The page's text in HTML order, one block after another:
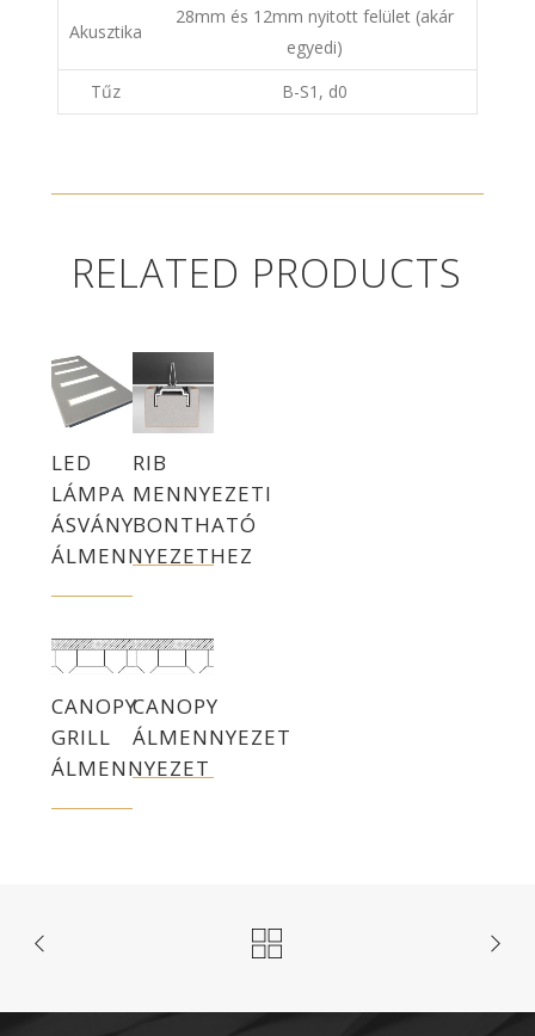
Akusztika
28mm és 12mm nyitott felület (akár
egyedi)
Tűz
B-S1, d0
RELATED PRODUCTS
LED
LÁMPA
ÁSVÁNY
ÁLMENNYEZETHEZ
RIB
MENNYEZETI
BONTHATÓ
CANOPY
GRILL
ÁLMENNYEZET
CANOPY
ÁLMENNYEZET